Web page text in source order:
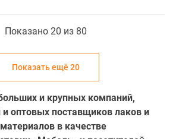
Показано 20 из 80
Показать ещё 20
и крупных компаний,
и оптовых поставщиков лаков и
в качестве